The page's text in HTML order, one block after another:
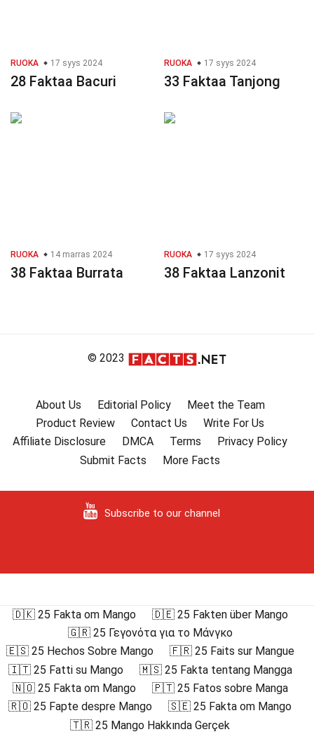
RUOKA 17 syys 2024
28 Faktaa Bacuri
RUOKA 17 syys 2024
33 Faktaa Tanjong
RUOKA 14 marras 2024
38 Faktaa Burrata
RUOKA 17 syys 2024
38 Faktaa Lanzonit
© 2023
About Us Editorial Policy
Meet the Team
Product Review
Contact Us
Write For Us
Affiliate Disclosure
DMCA Terms
Privacy Policy
Submit Facts
More Facts
Subscribe to our channel
🇩🇰 25 Fakta om Mango
🇩🇪 25 Fakten über Mango
🇬🇷 25 Γεγονότα για το Μάνγκο
🇪🇸 25 Hechos Sobre Mango
🇫🇷 25 Faits sur Mangue
🇮🇹 25 Fatti su Mango
🇲🇸 25 Fakta tentang Mangga
🇳🇴 25 Fakta om Mango
🇵🇹 25 Fatos sobre Manga
🇷🇴 25 Fapte despre Mango
🇸🇪 25 Fakta om Mango
🇹🇷 25 Mango Hakkında Gerçek